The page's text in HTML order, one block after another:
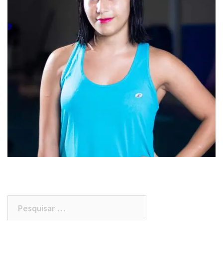
Pesquisar
por: